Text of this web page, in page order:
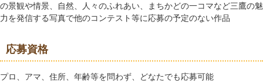
の景観や情景、自然、人々のふれあい、まちかどの一コマなど三鷹の魅
力を発信する写真で他のコンテスト等に応募の予定のない作品
応募資格
プロ、アマ、住所、年齢等を問わず、どなたでも応募可能